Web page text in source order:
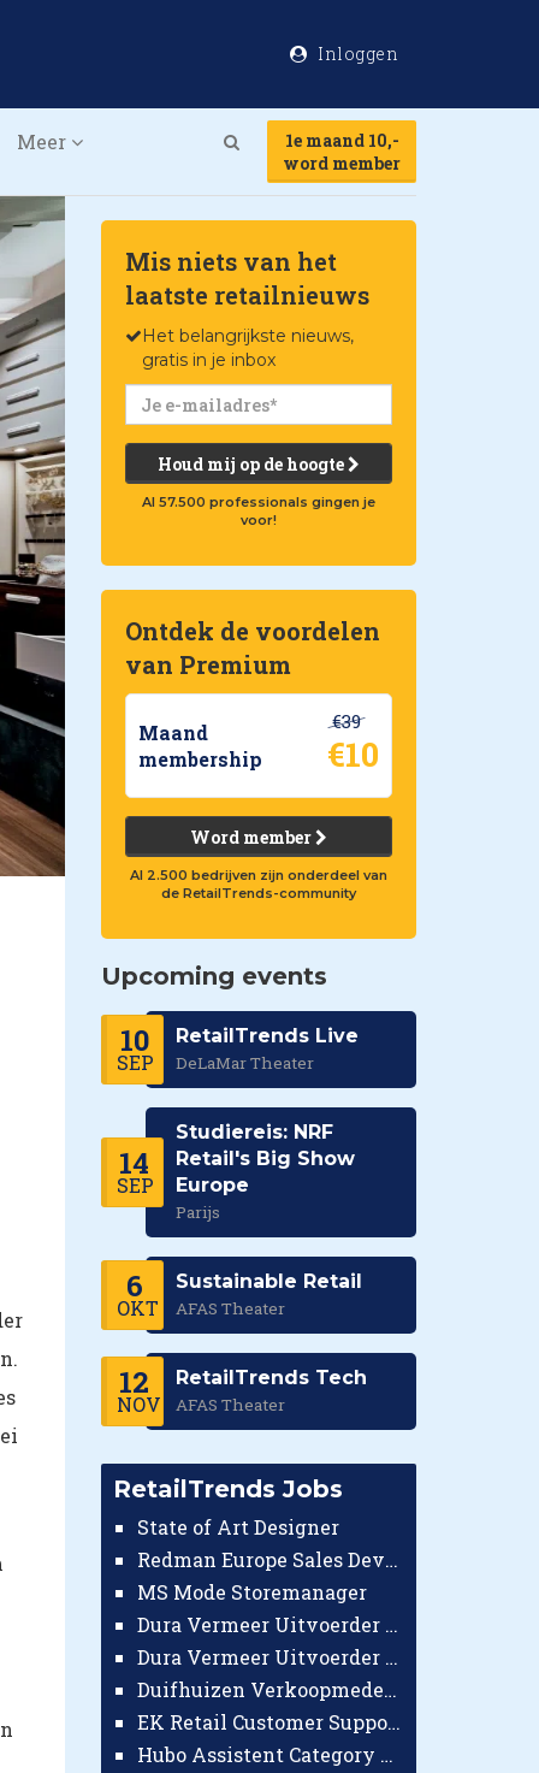
Inloggen
Meer
1e maand 10,-
word member
Mis niets van het
laatste retailnieuws
Het belangrijkste nieuws,
gratis in je inbox
Houd mij op de hoogte
Al 57.500 professionals gingen je
voor!
Ontdek de voordelen
van Premium
Maand
membership
€39
€10
Word member
Al 2.500 bedrijven zijn onderdeel van
de RetailTrends-community
Upcoming events
10
SEP
RetailTrends Live
DeLaMar Theater
14
SEP
Studiereis: NRF
Retail's Big Show
Europe
Parijs
6
OKT
Sustainable Retail
AFAS Theater
12
NOV
RetailTrends Tech
AFAS Theater
RetailTrends Jobs
State of Art Designer
Redman Europe Sales Developer (Europe)
MS Mode Storemanager
Dura Vermeer Uitvoerder GWW Amsterdam
Dura Vermeer Uitvoerder Civiel Nijmegen
Duifhuizen Verkoopmedewerker Ridderkerk
EK Retail Customer Support Omnichannel
Hubo Assistent Category Manager